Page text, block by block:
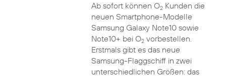
Ab sofort können O2Kunden die
neuen Smartphone-Modelle
Samsung Galaxy Note10 sowie
Note10+ bei O2vorbestellen.
Erstmals gibt es das neue
Samsung-Flaggschiff in zwei
unterschiedlichen Größen: das